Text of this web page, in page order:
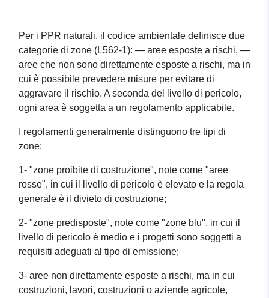
rischi Flooding del
comune di Cambo les
Bains (64160),
dipartimento dei Pirenei-
Atlantiques
Per i PPR naturali, il codice ambientale definisce due
categorie di zone (L562-1): — aree esposte a rischi, —
aree che non sono direttamente esposte a rischi, ma in
cui è possibile prevedere misure per evitare di
aggravare il rischio. A seconda del livello di pericolo,
ogni area è soggetta a un regolamento applicabile.
I regolamenti generalmente distinguono tre tipi di
zone:
1- "zone proibite di costruzione", note come "aree
rosse", in cui il livello di pericolo è elevato e la regola
generale è il divieto di costruzione;
2- "zone predisposte", note come "zone blu", in cui il
livello di pericolo è medio e i progetti sono soggetti a
requisiti adeguati al tipo di emissione;
3- aree non direttamente esposte a rischi, ma in cui
costruzioni, lavori, costruzioni o aziende agricole,